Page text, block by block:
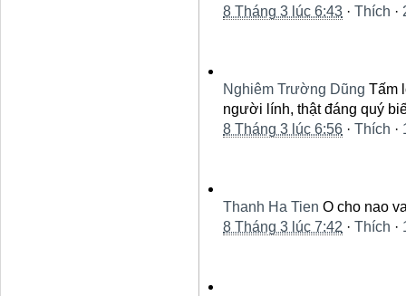
8 Tháng 3 lúc 6:43 · Thích ·
Nghiêm Trường Dũng Tấm
người lính, thật đáng quý
8 Tháng 3 lúc 6:56 · Thích ·
Thanh Ha Tien O cho nao
8 Tháng 3 lúc 7:42 · Thích ·